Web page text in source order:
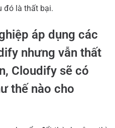
đó là thất bại.
áp dụng các
nhưng vẫn thất
Cloudify sẽ có
thế nào cho